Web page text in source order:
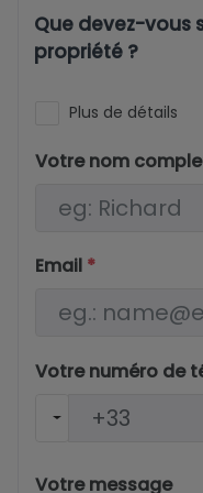
Que devez-vous
propriété ?
Plus de détails
Votre nom
Email *
Votre numéro de
Votre message